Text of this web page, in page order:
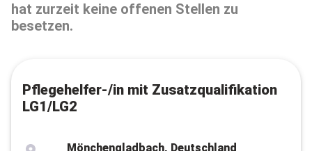
hat zurzeit keine offenen Stellen zu
besetzen.
Pflegehelfer-/in mit Zusatzqualifikation
LG1/LG2
Mönchengladbach, Deutschland